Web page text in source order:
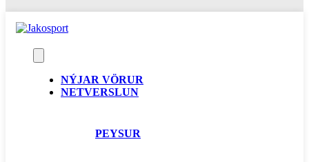
NÝJAR VÖRUR
NETVERSLUN
PEYSUR